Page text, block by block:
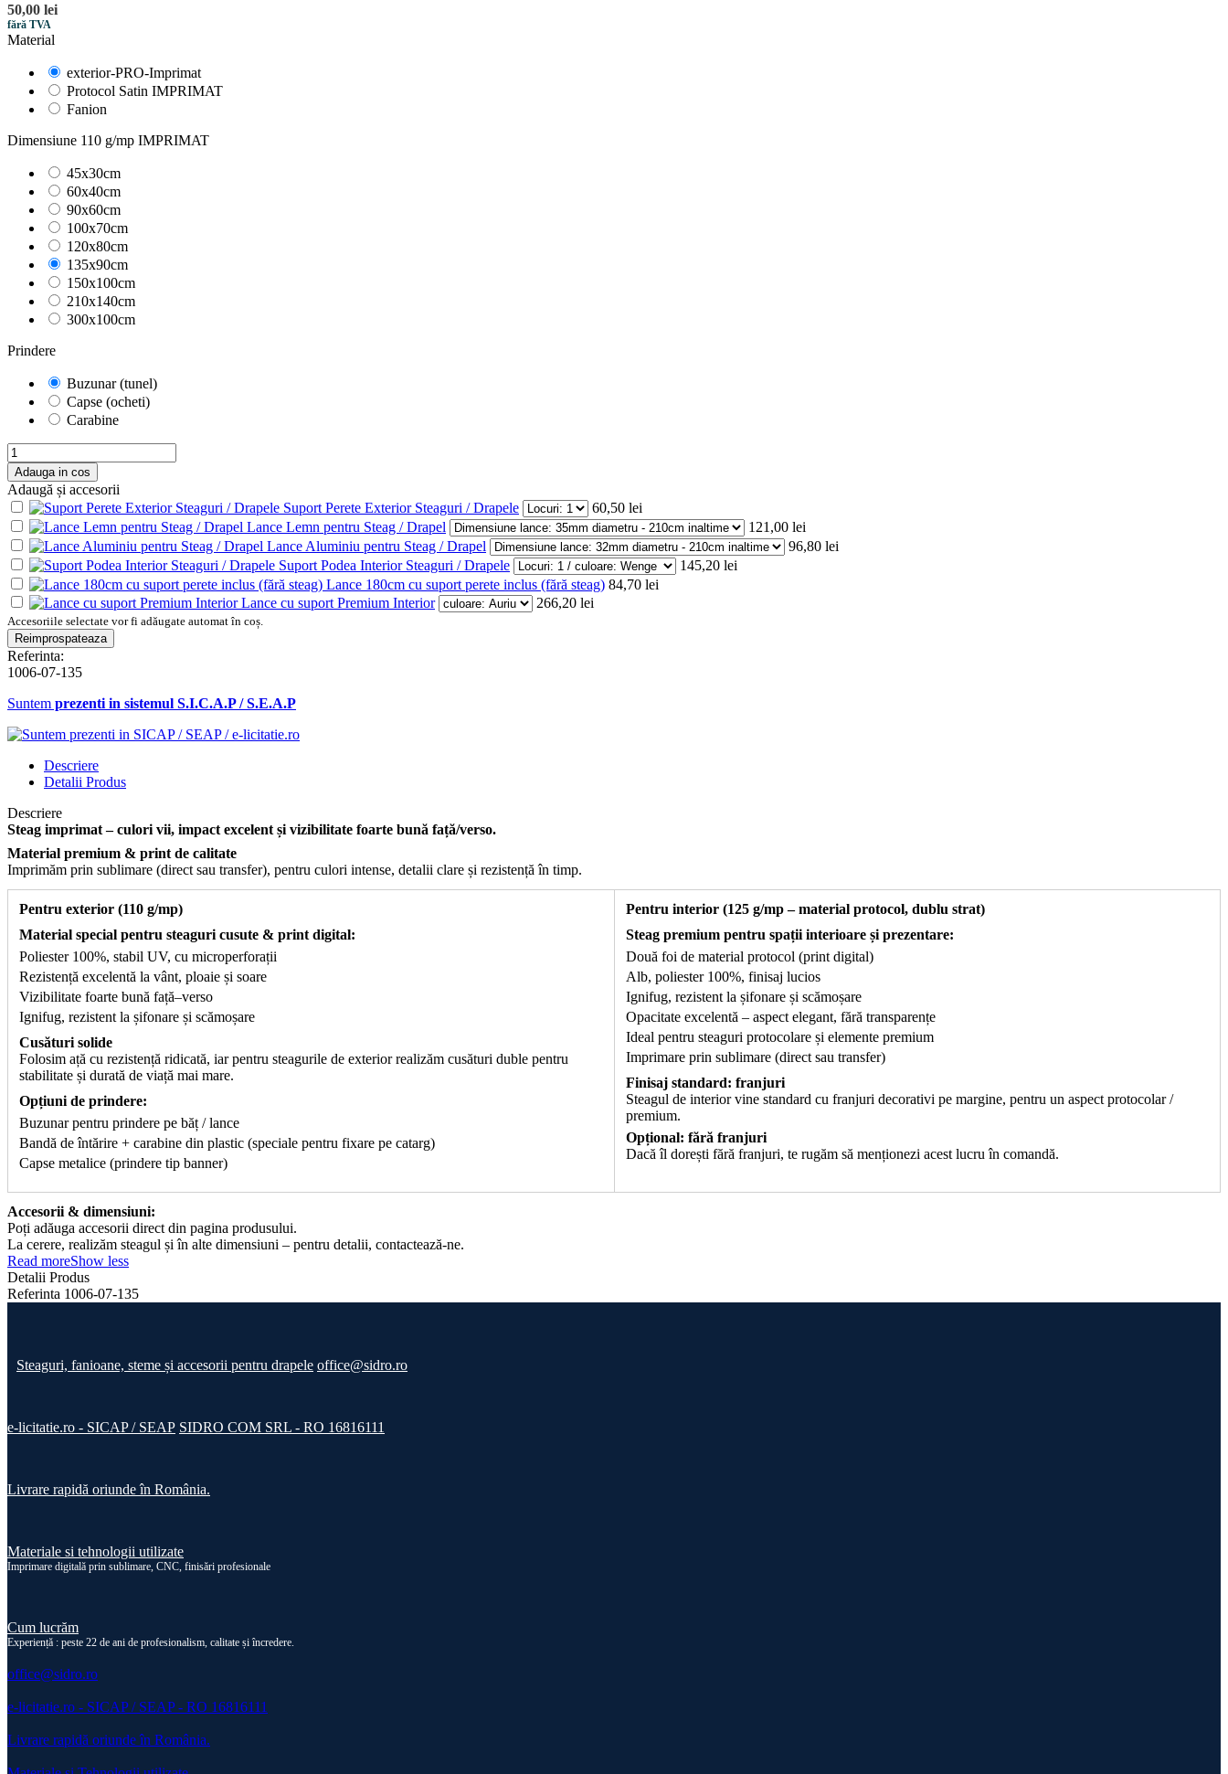
50,00 lei
fără TVA
Material
exterior-PRO-Imprimat
Protocol Satin IMPRIMAT
Fanion
Dimensiune 110 g/mp IMPRIMAT
45x30cm
60x40cm
90x60cm
100x70cm
120x80cm
135x90cm
150x100cm
210x140cm
300x100cm
Prindere
Buzunar (tunel)
Capse (ocheti)
Carabine
Adauga in cos
Adaugă și accesorii
Suport Perete Exterior Steaguri / Drapele
60,50 lei
Lance Lemn pentru Steag / Drapel
121,00 lei
Lance Aluminiu pentru Steag / Drapel
96,80 lei
Suport Podea Interior Steaguri / Drapele
145,20 lei
Lance 180cm cu suport perete inclus (fără steag) 84,70 lei
Lance cu suport Premium Interior
266,20 lei
Accesoriile selectate vor fi adăugate automat în coș.
Referinta:
1006-07-135
Suntem prezenti in sistemul S.I.C.A.P / S.E.A.P
Descriere
Detalii Produs
Descriere
Steag imprimat – culori vii, impact excelent și vizibilitate foarte bună față/verso.
Material premium & print de calitate
Imprimăm prin sublimare (direct sau transfer), pentru culori intense, detalii clare și rezistență în timp.
Pentru exterior (110 g/mp)
Material special pentru steaguri cusute & print digital:
Poliester 100%, stabil UV, cu microperforații
Rezistență excelentă la vânt, ploaie și soare
Vizibilitate foarte bună față–verso
Ignifug, rezistent la șifonare și scămoșare
Cusături solide
Folosim ață cu rezistență ridicată, iar pentru steagurile de exterior realizăm cusături duble pentru
stabilitate și durată de viață mai mare.
Opțiuni de prindere:
Buzunar pentru prindere pe băț / lance
Bandă de întărire + carabine din plastic (speciale pentru fixare pe catarg)
Capse metalice (prindere tip banner)
Pentru interior (125 g/mp – material protocol, dublu strat)
Steag premium pentru spații interioare și prezentare:
Două foi de material protocol (print digital)
Alb, poliester 100%, finisaj lucios
Ignifug, rezistent la șifonare și scămoșare
Opacitate excelentă – aspect elegant, fără transparențe
Ideal pentru steaguri protocolare și elemente premium
Imprimare prin sublimare (direct sau transfer)
Finisaj standard: franjuri
Steagul de interior vine standard cu franjuri decorativi pe margine, pentru un aspect protocolar /
premium.
Opțional: fără franjuri
Dacă îl dorești fără franjuri, te rugăm să menționezi acest lucru în comandă.
Accesorii & dimensiuni:
Poți adăuga accesorii direct din pagina produsului.
La cerere, realizăm steagul și în alte dimensiuni – pentru detalii, contactează-ne.
Read moreShow less
Detalii Produs
Referinta 1006-07-135
Steaguri, fanioane, steme și accesorii pentru drapele office@sidro.ro
e-licitatie.ro - SICAP / SEAP SIDRO COM SRL - RO 16816111
Livrare rapidă oriunde în România.
Materiale si tehnologii utilizate
Imprimare digitală prin sublimare, CNC, finisări profesionale
Cum lucrăm
Experiență : peste 22 de ani de profesionalism, calitate și încredere.
office@sidro.ro
e-licitatie.ro - SICAP / SEAP - RO 16816111
Livrare rapidă oriunde în România.